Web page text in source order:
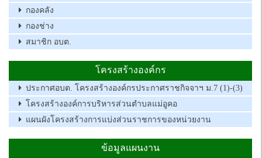
กองคลัง
กองช่าง
สมาชิก อบต.
โครงสร้างองค์กร
ประกาศอบต. โครงสร้างองค์กรประกาศราชกิจจาฯ ม.7 (1)-(3)
โครงสร้างองค์การบริหารส่วนตำบลแม่อูคอ
แผนผังโครงสร้างการแบ่งส่วนราชการของหน่วยงาน
ข้อมูลแผนงาน